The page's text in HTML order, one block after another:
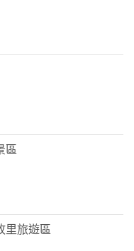
區
里旅遊區